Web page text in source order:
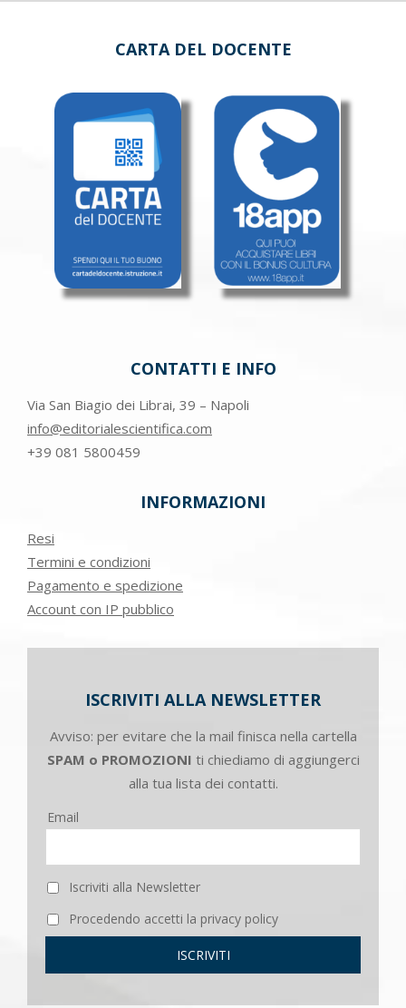
CARTA DEL DOCENTE
CONTATTI E INFO
Via San Biagio dei Librai, 39 – Napoli
info@editorialescientifica.com
+39 081 5800459
INFORMAZIONI
Resi
Termini e condizioni
Pagamento e spedizione
Account con IP pubblico
ISCRIVITI ALLA NEWSLETTER
Avviso: per evitare che la mail finisca nella cartella
SPAM o PROMOZIONI ti chiediamo di aggiungerci
alla tua lista dei contatti.
Email
Iscriviti alla Newsletter
Procedendo accetti la privacy policy